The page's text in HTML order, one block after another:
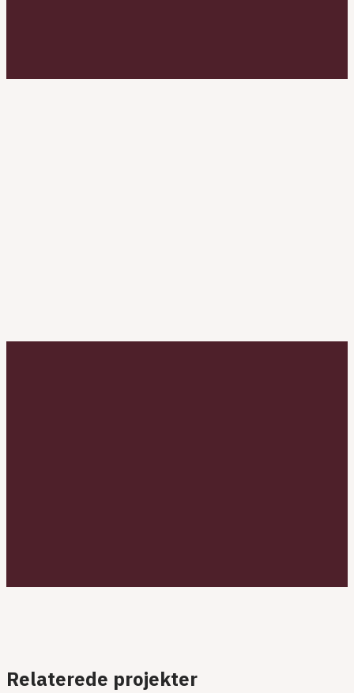
Markedschef, Vest,Aarhus
DGNB-konsulent,Albertslund
afdelinger & lokationer
Relaterede projekter